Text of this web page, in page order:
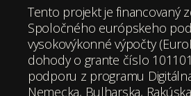
Tento projekt je financovaný
Spoločného európskeho
vysokovýkonné výpočty
dohody o grante číslo
podporu z programu
Nemecka, Bulharska,